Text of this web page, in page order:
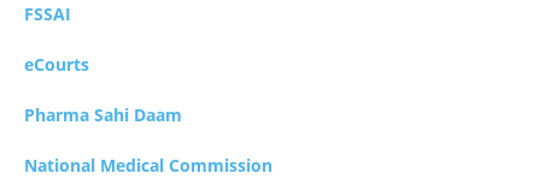
FSSAI
eCourts
Pharma Sahi Daam
National Medical Commission